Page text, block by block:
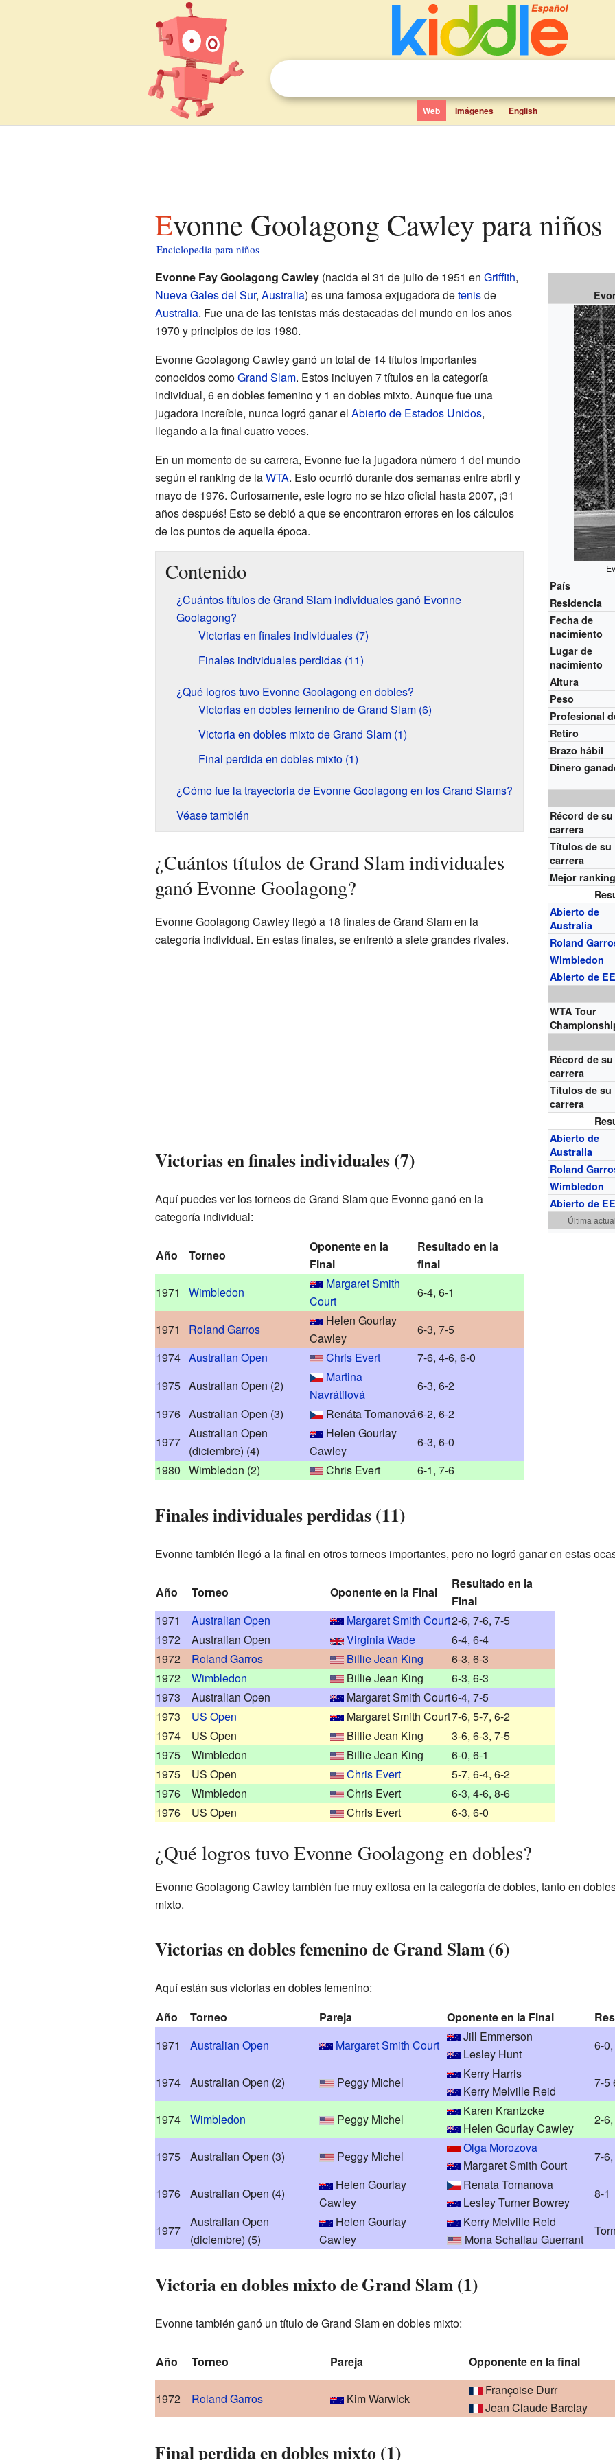
Web Imágenes English
Evonne Goolagong Cawley para niños
Enciclopedia para niños
País
Residencia
Fecha de
nacimiento
Lugar de
nacimiento
Altura
Peso
Profesional
Retiro
Brazo hábil
Dinero
Récord de su
carrera
Títulos de su
carrera
Mejor ranking
Abierto de
Australia
Roland
Wimbledon
Abierto de
WTA Tour
Récord de su
carrera
Títulos de su
carrera
Abierto de
Australia
Roland
Wimbledon
Abierto de
Última
Evonne Fay Goolagong Cawley(nacida el 31 de julio de 1951 en Griffith,
Nueva Gales del Sur, Australia) es una famosa exjugadora detenisde
Australia. Fue una de las tenistas más destacadas del mundo en los años
1970 y principios de los 1980.
Evonne Goolagong Cawley ganó un total de 14 títulos importantes
conocidos comoGrand Slam. Estos incluyen 7 títulos en la categoría
individual, 6 en dobles femenino y 1 en dobles mixto. Aunque fue una
jugadora increíble, nunca logró ganar el Abierto de Estados Unidos,
llegando a la final cuatro veces.
En un momento de su carrera, Evonne fue la jugadora número 1 del mundo
según el ranking de laWTA. Esto ocurrió durante dos semanas entre abril y
mayo de 1976. Curiosamente, este logro no se hizo oficial hasta 2007, ¡31
años después! Esto se debió a que se encontraron errores en los cálculos
de los puntos de aquella época.
Contenido
¿Cuántos títulos de Grand Slam individuales ganó Evonne
Goolagong?
Victorias en finales individuales (7)
Finales individuales perdidas (11)
¿Qué logros tuvo Evonne Goolagong en dobles?
Victorias en dobles femenino de Grand Slam (6)
Victoria en dobles mixto de Grand Slam (1)
Final perdida en dobles mixto (1)
¿Cómo fue la trayectoria de Evonne Goolagong en los Grand Slams?
Véase también
¿Cuántos títulos de Grand Slam individuales
ganó Evonne Goolagong?
Evonne Goolagong Cawley llegó a 18 finales de Grand Slam en la
categoría individual. En estas finales, se enfrentó a siete grandes rivales.
Victorias en finales individuales (7)
Aquí puedes ver los torneos de Grand Slam que Evonne ganó en la
categoría individual:
Año Torneo
Oponente en la
Final
Resultado en la
final
1971
Wimbledon
Margaret Smith
Court
6-4, 6-1
1971 Roland Garros
Helen Gourlay
Cawley
6-3, 7-5
1974 Australian Open Chris Evert
7-6, 4-6, 6-0
1975 Australian Open (2)
Martina
Navrátilová
6-3, 6-2
1976 Australian Open (3) Renáta Tomanová6-2, 6-2
1977
Australian Open
(diciembre) (4)
Helen Gourlay
Cawley
6-3, 6-0
1980 Wimbledon (2) Chris Evert 6-1, 7-6
Finales individuales perdidas (11)
Evonne también llegó a la final en otros torneos importantes, pero no logró ganar en estas
Año Torneo Oponente en la Final
Resultado en la
Final
1971
Australian Open Margaret Smith Court2-6, 7-6, 7-5
1972
Australian Open Virginia Wade
6-4, 6-4
1972
Roland Garros Billie Jean King
6-3, 6-3
1972
Wimbledon Billie Jean King
6-3, 6-3
1973
Australian Open Margaret Smith Court6-4, 7-5
1973
US Open Margaret Smith Court7-6, 5-7, 6-2
1974
US Open Billie Jean King
3-6, 6-3, 7-5
1975
Wimbledon Billie Jean King
6-0, 6-1
1975
US Open Chris Evert
5-7, 6-4, 6-2
1976
Wimbledon Chris Evert
6-3, 4-6, 8-6
1976
US Open Chris Evert 6-3, 6-0
¿Qué logros tuvo Evonne Goolagong en dobles?
Evonne Goolagong Cawley también fue muy exitosa en la categoría de dobles, tanto en
mixto.
Victorias en dobles femenino de Grand Slam (6)
Aquí están sus victorias en dobles femenino:
Año
Torneo Pareja Oponente en la Final
1971
Australian Open Margaret Smith Court
Jill Emmerson
Lesley Hunt
6-
1974 Australian Open (2) Peggy Michel
Kerry Harris
Kerry Melville Reid
7-5
1974 Wimbledon Peggy Michel
Karen Krantzcke
Helen Gourlay Cawley
2-
1975 Australian Open (3) Peggy Michel
Olga Morozova
Margaret Smith Court
7-
1976 Australian Open (4)
Helen Gourlay
Cawley
Renata Tomanova
Lesley Turner Bowrey
8-1
1977
Australian Open
(diciembre) (5)
Helen Gourlay
Cawley
Kerry Melville Reid
Mona Schallau Guerrant
Victoria en dobles mixto de Grand Slam (1)
Evonne también ganó un título de Grand Slam en dobles mixto:
Año Torneo Pareja Opponente en la final
1972
Roland Garros Kim Warwick
Françoise Durr
Jean Claude Barclay
Final perdida en dobles mixto (1)